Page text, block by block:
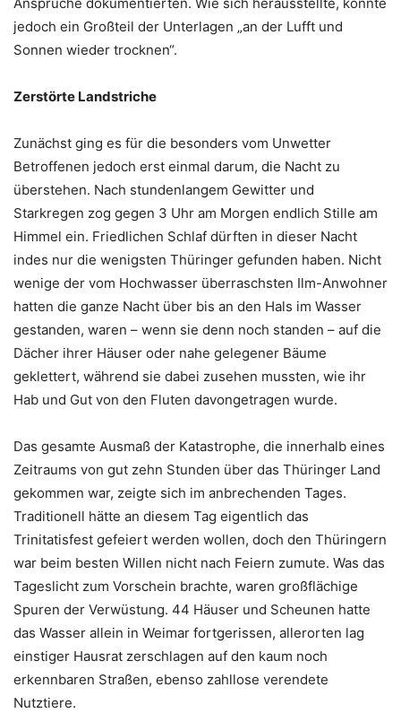
jedoch ein Großteil der Unterlagen „an der Lufft und
Sonnen wieder trocknen“.
Zerstörte Landstriche
Zunächst ging es für die besonders vom Unwetter
Betroffenen jedoch erst einmal darum, die Nacht zu
überstehen. Nach stundenlangem Gewitter und
Starkregen zog gegen 3 Uhr am Morgen endlich Stille am
Himmel ein. Friedlichen Schlaf dürften in dieser Nacht
indes nur die wenigsten Thüringer gefunden haben. Nicht
wenige der vom Hochwasser überraschsten Ilm-Anwohner
hatten die ganze Nacht über bis an den Hals im Wasser
gestanden, waren – wenn sie denn noch standen – auf die
Dächer ihrer Häuser oder nahe gelegener Bäume
geklettert, während sie dabei zusehen mussten, wie ihr
Hab und Gut von den Fluten davongetragen wurde.
Das gesamte Ausmaß der Katastrophe, die innerhalb eines
Zeitraums von gut zehn Stunden über das Thüringer Land
gekommen war, zeigte sich im anbrechenden Tages.
Traditionell hätte an diesem Tag eigentlich das
Trinitatisfest gefeiert werden wollen, doch den Thüringern
war beim besten Willen nicht nach Feiern zumute. Was das
Tageslicht zum Vorschein brachte, waren großflächige
Spuren der Verwüstung. 44 Häuser und Scheunen hatte
das Wasser allein in Weimar fortgerissen, allerorten lag
einstiger Hausrat zerschlagen auf den kaum noch
erkennbaren Straßen, ebenso zahllose verendete
Nutztiere.